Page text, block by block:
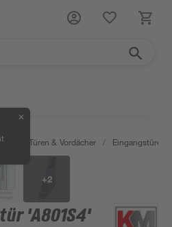
✕
Fenster, Türen & Vordächer / Eingangstüren
+2
'A801S4'